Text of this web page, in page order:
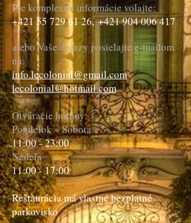
Pre komplexné informácie volajte:
+421 55 729 61 26,+421 904 006 417
alebo Vaše dotazy posielajte e-mailom
na:
info.lecolonial@gmail.com
lecolonial@hotmail.com
Otváracie hodiny:
Pondelok – Sobota
11:00 - 23:00
Nedeľa
11:00 - 17:00
Reštaurácia má vlastné bezplatné
parkovisko